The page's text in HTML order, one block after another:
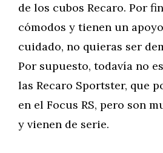
de los cubos Recaro. Por
cómodos y tienen un
cuidado, no quieras ser
Por supuesto, todavía no
las Recaro Sportster, que
en el Focus RS, pero son
y vienen de serie.